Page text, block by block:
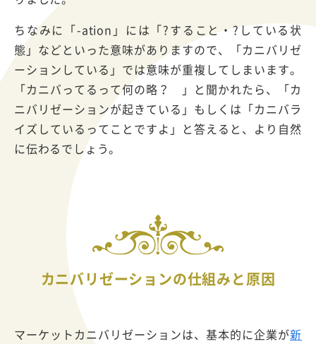
ちなみに「-ation」には「?すること・?している状
態」などといった意味がありますので、「カニバリゼ
ーションしている」では意味が重複してしまいます。
「カニバってるって何の略？ 」と聞かれたら、「カ
ニバリゼーションが起きている」もしくは「カニバラ
イズしているってことですよ」と答えると、より自然
に伝わるでしょう。
カニバリゼーションの仕組みと原因
マーケットカニバリゼーションは、基本的に企業が新